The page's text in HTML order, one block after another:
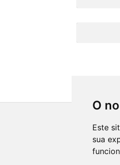
O
Este
sua